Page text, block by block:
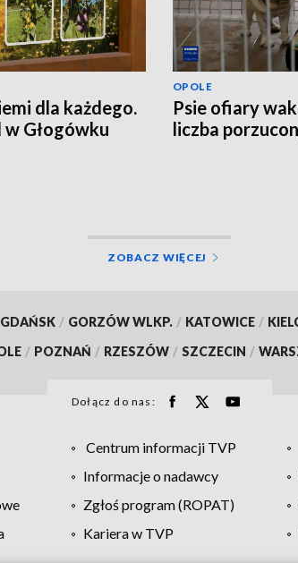
dla każdego.
w Głogówku
OPOLE
Psie ofiary
liczba
ZOBACZ WIĘCEJ
GDAŃSK / GORZÓW WLKP. / KATOWICE /
/ POZNAŃ / RZESZÓW / SZCZECIN /
Dołącz do nas:
Centrum informacji TVP
Informacje o nadawcy
Zgłoś program (ROPAT)
Kariera w TVP